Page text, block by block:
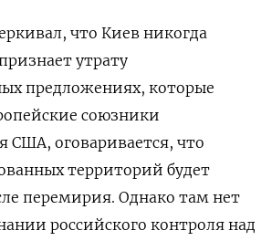
что Киев никогда
утрату
предложениях, которые
союзники
США, оговаривается, что
территорий будет
перемирия. Однако там нет
российского контроля над